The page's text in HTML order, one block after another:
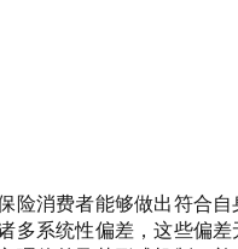
险消费者能够做出符合
多系统性偏差，这些偏